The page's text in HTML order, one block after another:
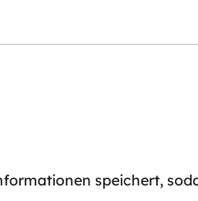
speichert,